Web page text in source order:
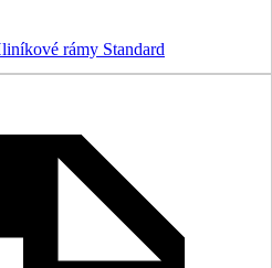
rámy Standard